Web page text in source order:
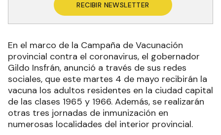
RECIBIR NEWSLETTER
En el marco de la Campaña de Vacunación
provincial contra el coronavirus, el gobernador
Gildo Insfrán, anunció a través de sus redes
sociales, que este martes 4 de mayo recibirán la
vacuna los adultos residentes en la ciudad capital
de las clases 1965 y 1966. Además, se realizarán
otras tres jornadas de inmunización en
numerosas localidades del interior provincial.